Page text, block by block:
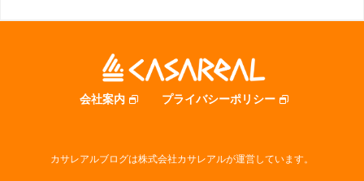
会社案内 プライバシーポリシー
カサレアルブログは株式会社カサレアルが運営しています。